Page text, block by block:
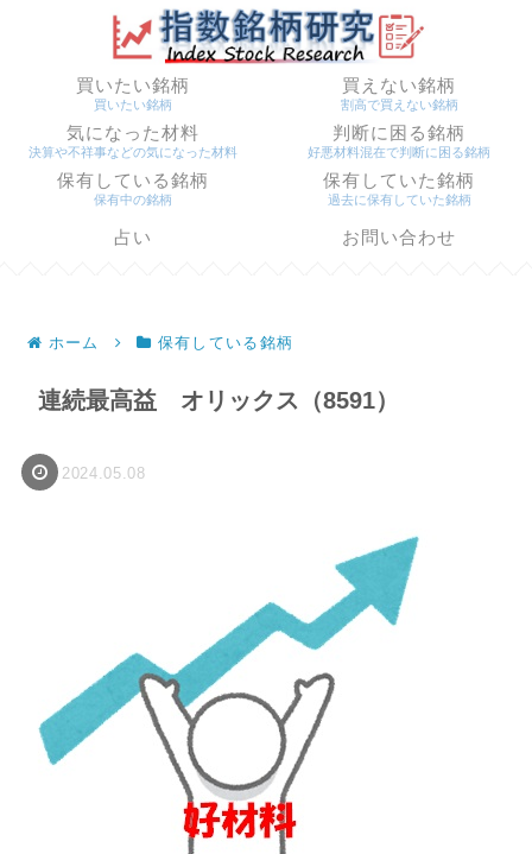
買いたい銘柄
買いたい銘柄
買えない銘柄
割高で買えない銘柄
気になった材料
決算や不祥事などの気になった材料
判断に困る銘柄
好悪材料混在で判断に困る銘柄
保有している銘柄
保有中の銘柄
保有していた銘柄
過去に保有していた銘柄
占い お問い合わせ
ホーム 保有している銘柄
連続最高益 オリックス（8591）
2024.05.08